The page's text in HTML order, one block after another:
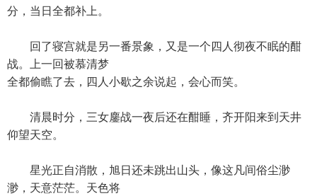
分，当日全都补上。
回了寝宫就是另一番景象，又是一个四人彻夜不眠的酣
战。上一回被慕清梦
全都偷瞧了去，四人小歇之余说起，会心而笑。
清晨时分，三女鏖战一夜后还在酣睡，齐开阳来到天井
仰望天空。
星光正自消散，旭日还未跳出山头，像这凡间俗尘渺
渺，天意茫茫。天色将